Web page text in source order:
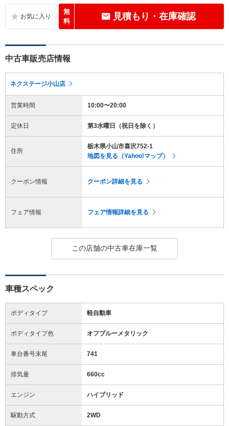
無
料
見積もり・在庫確認
中古車販売店情報
ネクステージ小山店
営業時間 10:00〜20:00
定休日 第3水曜日（祝日を除く）
住所
栃木県小山市喜沢752-1
地図を見る（Yahoo!マップ）
クーポン情報 クーポン詳細を見る
フェア情報 フェア情報詳細を見る
この店舗の中古車在庫一覧
車種スペック
ボディタイプ 軽自動車
ボディタイプ色 オフブルーメタリック
車台番号末尾 741
排気量 660cc
エンジン ハイブリッド
駆動方式 2WD